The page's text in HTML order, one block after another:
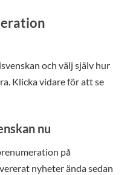
och välj själv hur
Klicka vidare för att se
nu
på
nyheter ända sedan